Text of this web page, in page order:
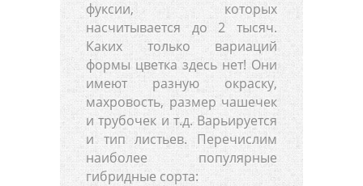
фуксии, которых
насчитывается до 2 тысяч.
Каких только вариаций
формы цветка здесь нет! Они
имеют разную окраску,
махровость, размер чашечек
и трубочек и т.д. Варьируется
и тип листьев. Перечислим
наиболее популярные
гибридные сорта: